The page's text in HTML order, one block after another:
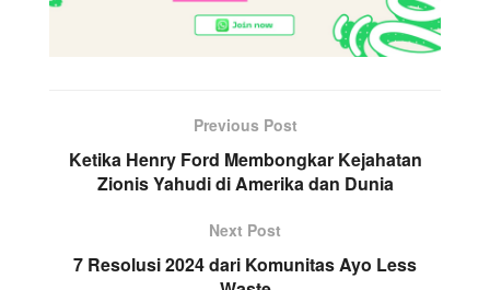
Previous Post
Ketika Henry Ford Membongkar Kejahatan
Zionis Yahudi di Amerika dan Dunia
Next Post
7 Resolusi 2024 dari Komunitas Ayo Less